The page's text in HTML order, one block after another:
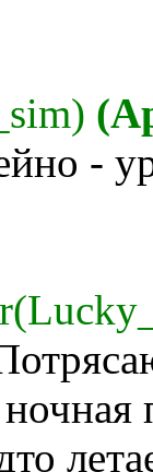
-